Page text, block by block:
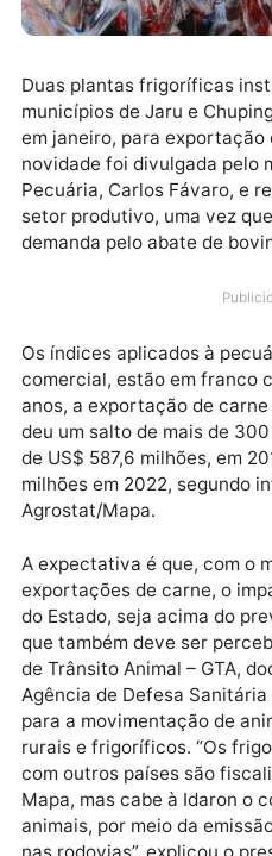
Duas plantas frigoríficas
municípios de Jaru e
em janeiro, para
Pecuária, Carlos
setor produtivo, uma
demanda pelo abate de
Os índices aplicados à
comercial, estão em
anos, a exportação de
deu um salto de mais de
de US$ 587,6 milhões,
milhões em 2022,
Agrostat/Mapa.
A expectativa é que,
exportações de carne, o
do Estado, seja acima
que também deve ser
de Trânsito Animal –